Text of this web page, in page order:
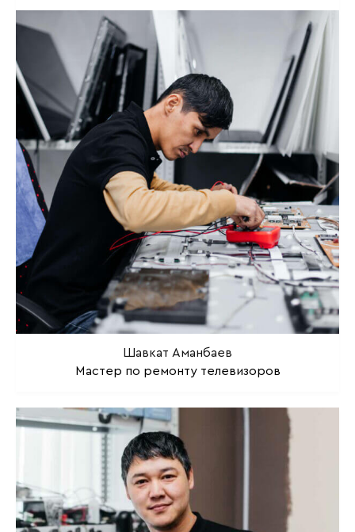
Шавкат Аманбаев
Мастер по ремонту телевизоров